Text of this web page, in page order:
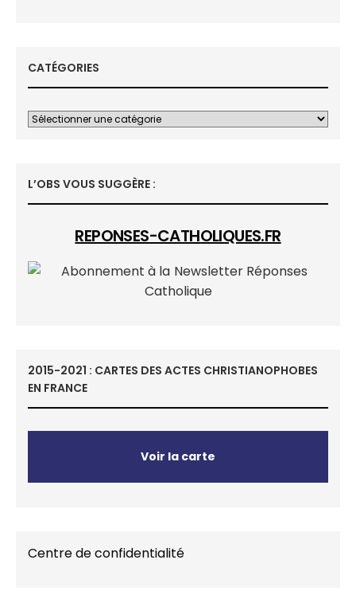
CATÉGORIES
L’OBS VOUS SUGGÈRE :
REPONSES-CATHOLIQUES.FR
2015-2021 : CARTES DES ACTES CHRISTIANOPHOBES
EN FRANCE
Voir la carte
Centre de confidentialité